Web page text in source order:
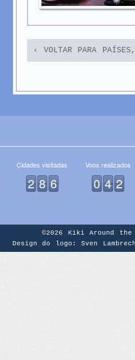
‹ VOLTAR PARA
Cidades visitadas
2 8 6
Voos realizados
0 4 2
©2026 Kiki Around the
Design do logo: Sven